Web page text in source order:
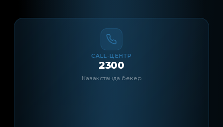
CALL-ЦЕНТР
2300
Казакстанда бекер